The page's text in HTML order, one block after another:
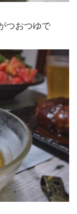
つおつゆで